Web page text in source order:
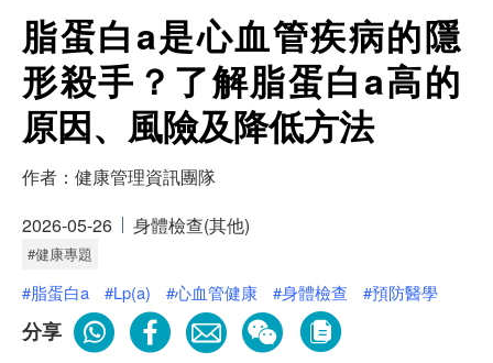
脂蛋白a是心血管疾病的隱
形殺手？了解脂蛋白a高的
原因、風險及降低方法
作者： 健康管理資訊團隊
2026-05-26
身體檢查(其他)
#健康專題
#脂蛋白a #Lp(a) #心血管健康 #身體檢查 #預防醫學
分享